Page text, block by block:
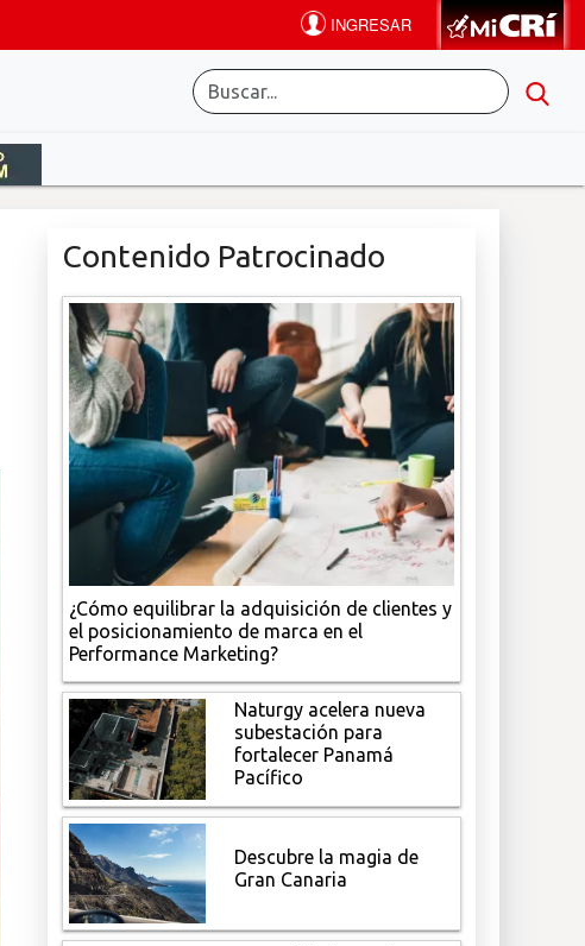
Contenido Patrocinado
¿Cómo equilibrar la adquisición de clientes y
el posicionamiento de marca en el
Performance Marketing?
Naturgy acelera nueva
subestación para
fortalecer Panamá
Pacífico
Descubre la magia de
Gran Canaria